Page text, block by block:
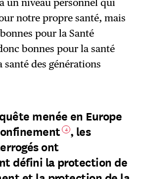
un niveau personnel qui
notre propre santé, mais
pour la Santé
bonnes pour la santé
santé des générations
menée en Europe
4 , les
ont
défini la protection de